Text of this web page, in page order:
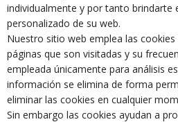
individualmente y por tanto brindarte
personalizado de su web.
Nuestro sitio web emplea las
páginas que son visitadas y su
empleada únicamente para análisis
información se elimina de forma
eliminar las cookies en cualquier
Sin embargo las cookies ayudan a